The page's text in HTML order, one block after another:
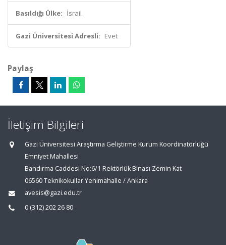
Basıldığı Ülke: İsrail
Gazi Üniversitesi Adresli: Evet
Paylaş
İletişim Bilgileri
Gazi Üniversitesi Araştırma Geliştirme Kurum Koordinatörlüğü
Emniyet Mahallesi
Bandırma Caddesi No:6/1 Rektörlük Binası Zemin Kat
06560 Teknikokullar Yenimahalle / Ankara
avesis@gazi.edu.tr
0 (312) 202 26 80